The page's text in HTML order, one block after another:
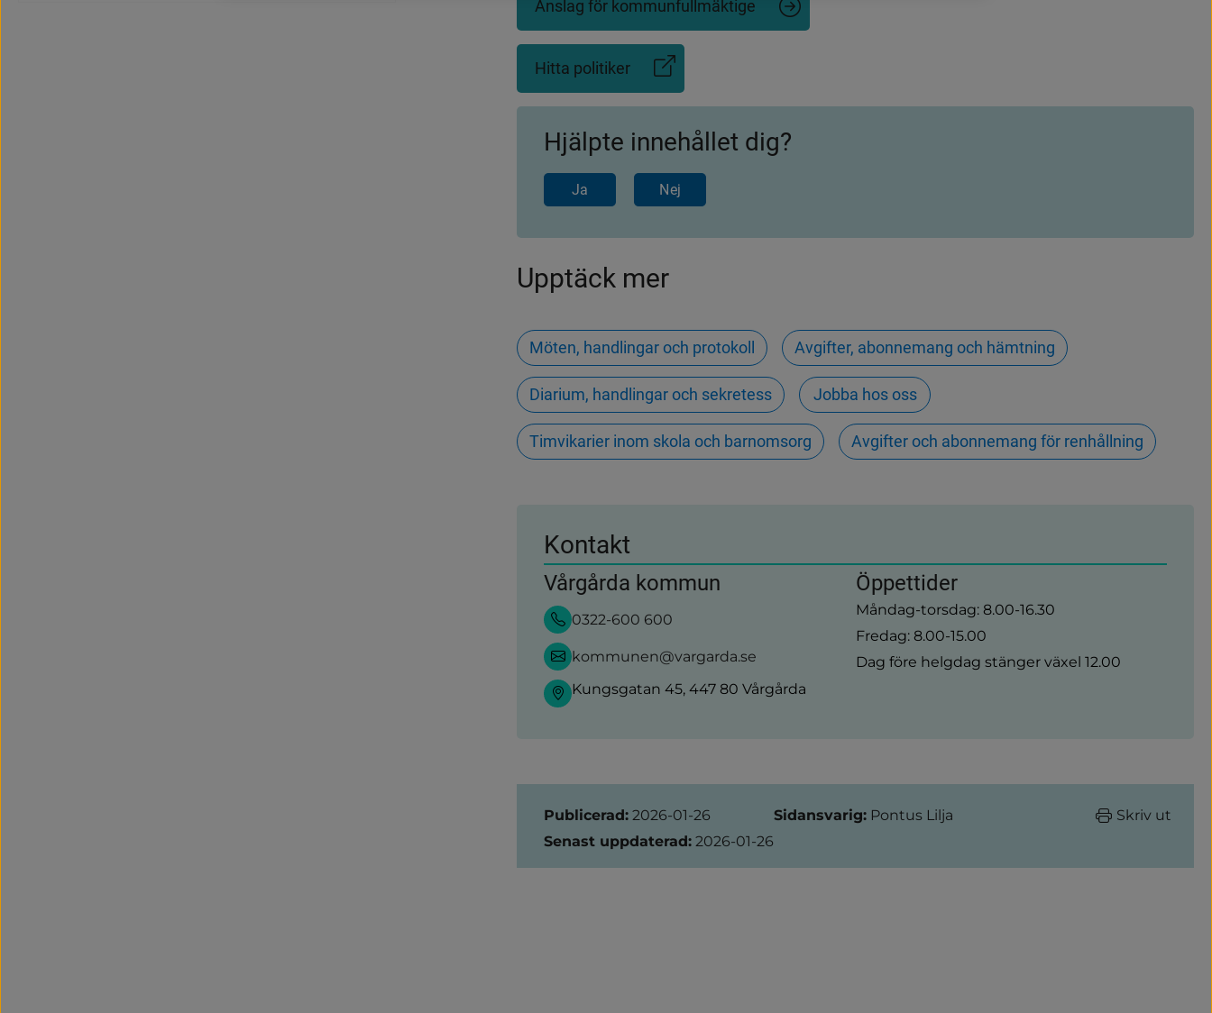
Anslag för kommunfullmäktige
Hitta politiker
(Länk
till
webbplats)
Hjälpte innehållet dig?
Ja Nej
Upptäck mer
Möten, handlingar och protokoll Avgifter, abonnemang och hämtning
Diarium, handlingar och sekretess Jobba hos oss
Timvikarier inom skola och barnomsorg Avgifter och abonnemang för renhållning
Kontakt
Vårgårda kommun
0322-600 600
kommunen@vargarda.se
Kungsgatan 45, 447 80 Vårgårda
Öppettider
Måndag-torsdag: 8.00-16.30
Fredag: 8.00-15.00
Dag före helgdag stänger växel 12.00
Sidinformation
Publicerad: 2026-01-26
Senast uppdaterad: 2026-01-26
Sidansvarig: Pontus Lilja Skriv ut